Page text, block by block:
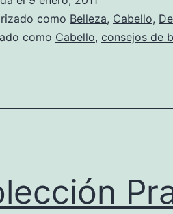
cuando
tenemos
como Belleza, Cabello,
como Cabello, consejos de